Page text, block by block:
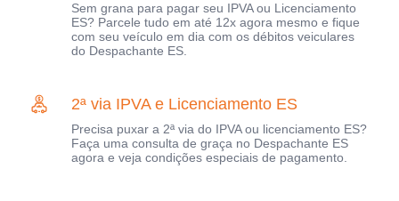
Sem grana para pagar seu IPVA ou Licenciamento
ES? Parcele tudo em até 12x agora mesmo e fique
com seu veículo em dia com os débitos veiculares
do Despachante ES.
2ª via IPVA e Licenciamento ES
Precisa puxar a 2ª via do IPVA ou licenciamento ES?
Faça uma consulta de graça no Despachante ES
agora e veja condições especiais de pagamento.